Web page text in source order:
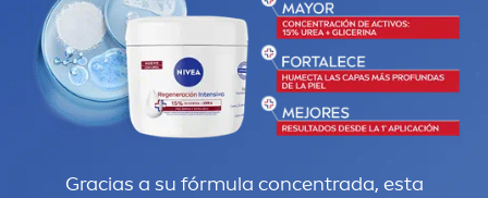
Gracias a su fórmula concentrada, esta